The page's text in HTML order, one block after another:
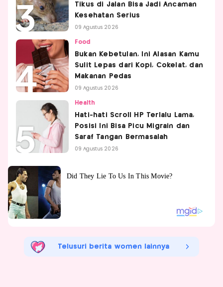
Tikus di Jalan Bisa Jadi Ancaman
Kesehatan Serius
09 Agustus 2026
Food
Bukan Kebetulan, Ini Alasan Kamu
Sulit Lepas dari Kopi, Cokelat, dan
Makanan Pedas
09 Agustus 2026
Health
Hati-hati Scroll HP Terlalu Lama,
Posisi Ini Bisa Picu Migrain dan
Saraf Tangan Bermasalah
09 Agustus 2026
Telusuri berita women lainnya